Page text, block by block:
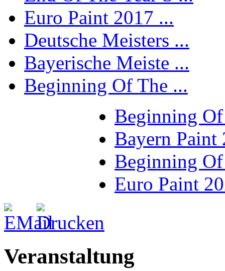
Euro Paint 2017 ...
Deutsche Meisters ...
Bayerische Meiste ...
Beginning Of The ...
Beginning
Bayern Paint
Beginning
Euro Paint
Veranstaltung